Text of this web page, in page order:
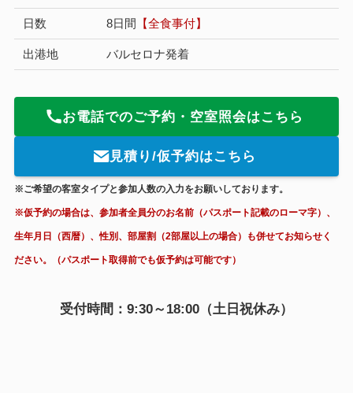
日数 8日間 【全食事付】
出港地 バルセロナ発着
お電話でのご予約・空室照会はこちら
見積り/仮予約はこちら
※ご希望の客室タイプと参加人数の入力をお願いしております。
※仮予約の場合は、参加者全員分のお名前（パスポート記載のローマ字）、
生年月日（西暦）、性別、部屋割（2部屋以上の場合）も併せてお知らせく
ださい。（パスポート取得前でも仮予約は可能です）
受付時間：9:30～18:00（土日祝休み）